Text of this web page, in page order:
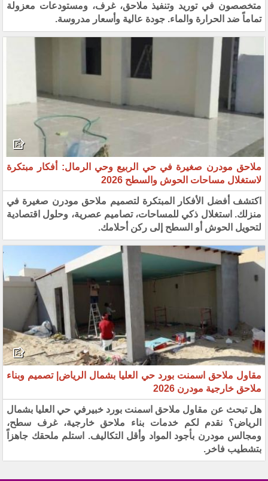
متخصصون في توريد وتنفيذ ملاحق، غرف، ومستودعات معزولة
تماماً ضد الحرارة والماء. جودة عالية وأسعار مدروسة.
ملاحق مودرن صغيرة في حي الربيع وحي الرمال: أفكار مبتكرة
لاستغلال مساحات الحوش والسطح 2026
اكتشف أفضل الأفكار المبتكرة لتصميم ملاحق مودرن صغيرة في
منزلك. استغلال ذكي للمساحات، تصاميم عصرية، وحلول اقتصادية
لتحويل الحوش أو السطح إلى ركن أحلامك.
مقاول ملاحق اسمنت بورد حي العليا بشمال الرياض| تصميم وبناء
ملاحق خارجية مودرن 2026
هل تبحث عن مقاول ملاحق اسمنت بورد خبيرفي حي العليا بشمال
الرياض؟ نقدم لكم خدمات بناء ملاحق خارجية، غرف سطح،
ومجالس مودرن بأجود المواد وأقل التكاليف. استلم ملحقك جاهزاً
بتشطيب فاخر.